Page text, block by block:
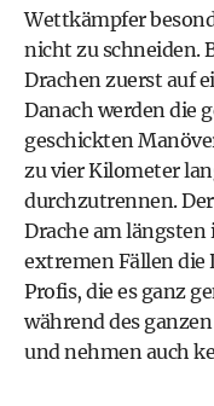
Wettkämpfer
nicht zu schneiden.
Drachen zuerst auf
Danach werden die
geschickten
zu vier Kilometer
durchzutrennen.
Drache am
extremen Fällen die
Profis, die es ganz
während des
und nehmen auch